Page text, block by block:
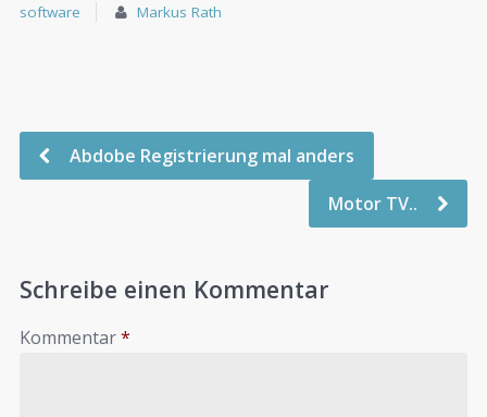
software
Markus Rath
Abdobe Registrierung mal anders
Motor TV..
Schreibe einen Kommentar
Kommentar*